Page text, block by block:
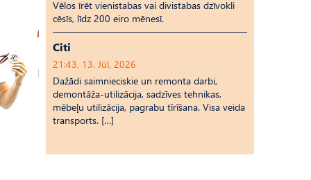
Vēlos īrēt vienistabas vai divistabas dzīvokli
cēsīs, līdz 200 eiro mēnesī.
Citi
21:43, 13. Jūl, 2026
Dažādi saimnieciskie un remonta darbi,
demontāža-utilizācija, sadzīves tehnikas,
mēbeļu utilizācija, pagrabu tīrīšana. Visa veida
transports. […]